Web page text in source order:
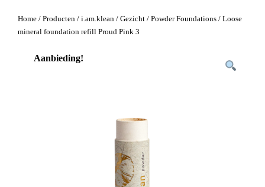
Home / Producten / i.am.klean / Gezicht / Powder Foundations / Loose
mineral foundation refill Proud Pink 3
Aanbieding!